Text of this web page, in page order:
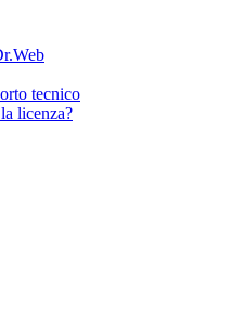
tecnico
licenza?